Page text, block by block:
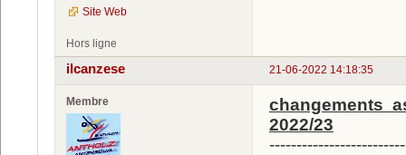
Site Web
Hors ligne
21-06-2022 14:18:35
ilcanzese
Membre
changements
2022/23